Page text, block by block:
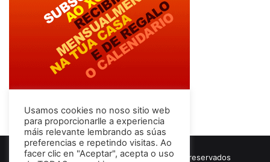
© Copyright 2026, Todos los derechos reservados
Usamos cookies no noso sitio web
para proporcionarlle a experiencia
máis relevante lembrando as súas
preferencias e repetindo visitas. Ao
facer clic en "Aceptar", acepta o uso